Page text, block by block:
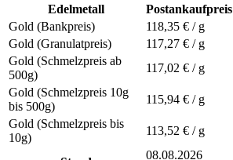
Edelmetall
Postankaufpreis
Gold (Bankpreis)
118,35 € / g
Gold (Granulatpreis)
117,27 € / g
Gold (Schmelzpreis ab
500g)
117,02 € / g
Gold (Schmelzpreis 10g
bis 500g)
115,94 € / g
Gold (Schmelzpreis bis
10g)
113,52 € / g
08.08.2026